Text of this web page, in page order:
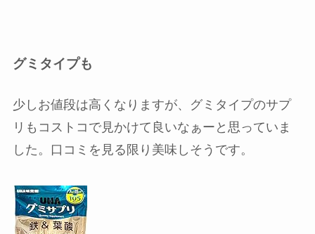
グミタイプも
少しお値段は高くなりますが、グミタイプのサプ
リもコストコで見かけて良いなぁーと思っていま
した。口コミを見る限り美味しそうです。